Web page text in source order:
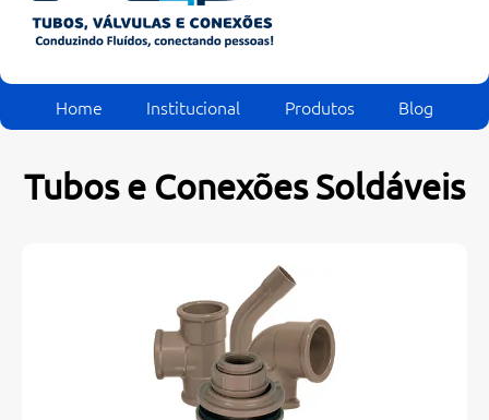
Home Institucional Produtos Blog
Tubos e Conexões Soldáveis